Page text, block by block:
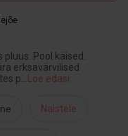
Pool käised.
erksavärvilised
p
Loe edasi
Naistele